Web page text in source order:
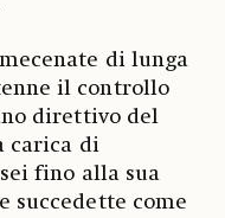
di lunga
il controllo
direttivo del
carica di
fino alla sua
succedette come